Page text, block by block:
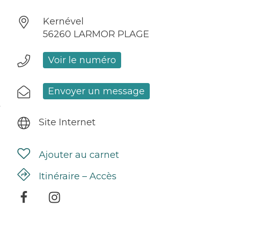
Kernével
56260 LARMOR PLAGE
Voir le numéro
Envoyer un message
Site Internet
Ajouter au carnet
Itinéraire – Accès